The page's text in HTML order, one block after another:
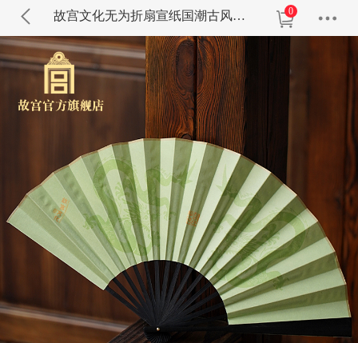
故宫文化无为折扇宣纸国潮古风扇子 0